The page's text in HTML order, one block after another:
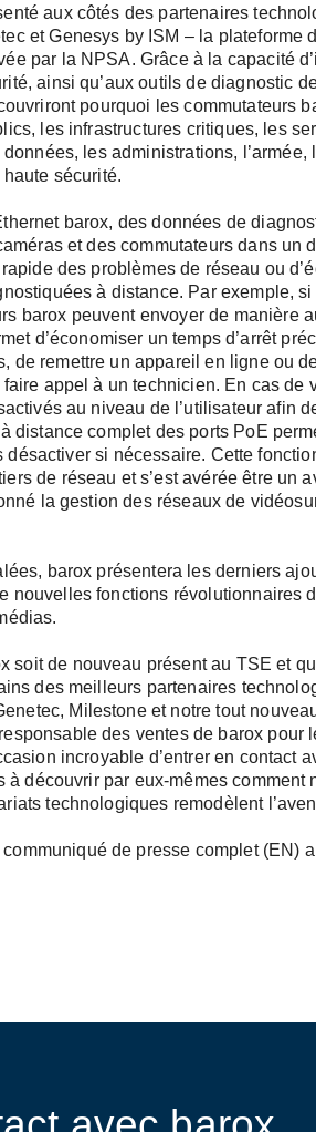
aux côtés des partenaires
et Genesys by ISM – la plateforme
par la NPSA. Grâce à la capacité
ainsi qu’aux outils de diagnostic
pourquoi les commutateurs
les infrastructures critiques, les
les administrations, l’armée,
sécurité.
barox, des données de
et des commutateurs dans un
des problèmes de réseau ou
à distance. Par exemple, si
barox peuvent envoyer de manière
d’économiser un temps d’arrêt
de remettre un appareil en ligne ou
appel à un technicien. En cas de
au niveau de l’utilisateur afin
distance complet des ports PoE
si nécessaire. Cette
de réseau et s’est avérée être un
la gestion des réseaux de
barox présentera les derniers
nouvelles fonctions révolutionnaires
soit de nouveau présent au TSE et
des meilleurs partenaires
Milestone et notre tout
des ventes de barox pour
incroyable d’entrer en contact
découvrir par eux-mêmes comment
technologiques remodèlent
de presse complet (EN)